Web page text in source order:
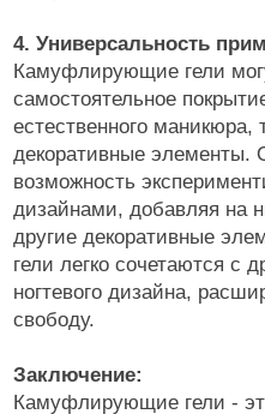
4. Универсальность
Камуфлирующие гели
самостоятельное
естественного маникюра,
декоративные элементы.
возможность
дизайнами, добавляя на
другие декоративные
гели легко сочетаются с
ногтевого дизайна,
свободу.
Заключение:
Камуфлирующие гели -